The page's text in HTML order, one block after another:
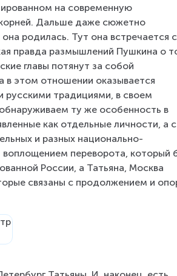
на современную
корней. Дальше даже сюжетно
родилась. Тут она встречается
правда размышлений Пушкина о
главы потянут за собой
в этом отношении оказывается
русскими традициями, в своем
ту же особенность в
как отдельные личности, а с
и разных национально-
воплощением переворота, который
России, а Татьяна, Москва
связаны с продолжением и